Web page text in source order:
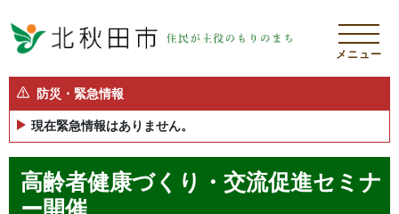
メニュー
防災・緊急情報
現在緊急情報はありません。
高齢者健康づくり・交流促進セミナ
ー開催